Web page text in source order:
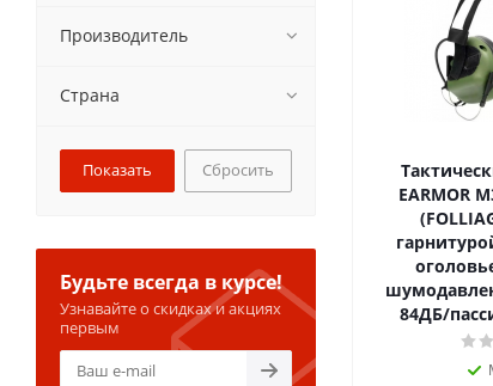
EARMOR
84ДБ/
Производитель
Страна
Сбросить
Будьте всегда в курсе!
Узнавайте о скидках и акциях
первым